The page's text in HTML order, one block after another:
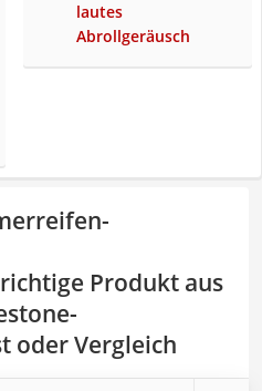
lautes
Abrollgeräusch
Produkt aus
oder Vergleich